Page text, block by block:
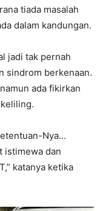
tiada masalah
dalam kandungan.
jadi tak pernah
sindrom berkenaan.
ada fikirkan
Nya…
istimewa dan
katanya ketika